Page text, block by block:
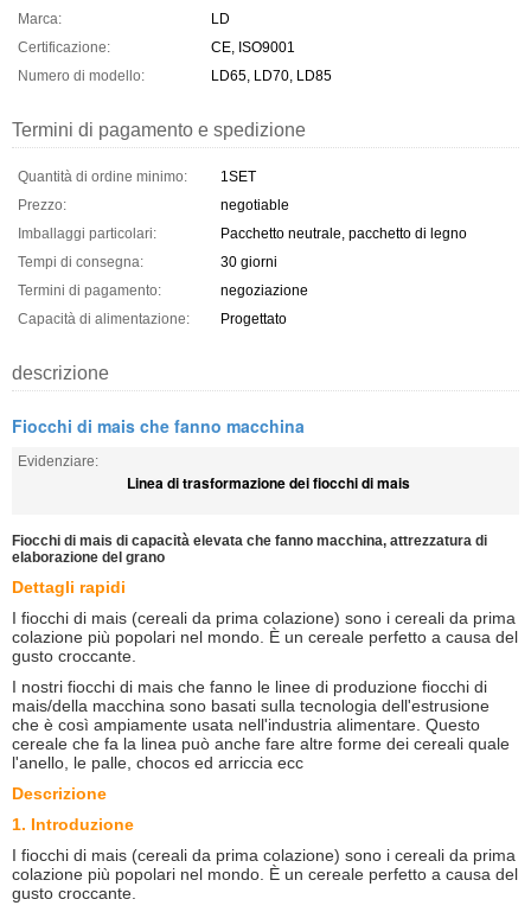
Marca:
LD
Certificazione:
CE, ISO9001
Numero di modello:
LD65, LD70, LD85
Termini di pagamento e spedizione
Quantità di ordine minimo:
1SET
Prezzo:
negotiable
Imballaggi particolari:
Pacchetto neutrale, pacchetto di legno
Tempi di consegna:
30 giorni
Termini di pagamento:
negoziazione
Capacità di alimentazione:
Progettato
descrizione
Fiocchi di mais che fanno macchina
Evidenziare:
Linea di trasformazione dei fiocchi di mais
Fiocchi di mais di capacità elevata che fanno macchina, attrezzatura di
elaborazione del grano
Dettagli rapidi
I fiocchi di mais (cereali da prima colazione) sono i cereali da prima
colazione più popolari nel mondo. È un cereale perfetto a causa del
gusto croccante.
I nostri fiocchi di mais che fanno le linee di produzione fiocchi di
mais/della macchina sono basati sulla tecnologia dell'estrusione
che è così ampiamente usata nell'industria alimentare. Questo
cereale che fa la linea può anche fare altre forme dei cereali quale
l'anello, le palle, chocos ed arriccia ecc
Descrizione
1. Introduzione
I fiocchi di mais (cereali da prima colazione) sono i cereali da prima
colazione più popolari nel mondo. È un cereale perfetto a causa del
gusto croccante.